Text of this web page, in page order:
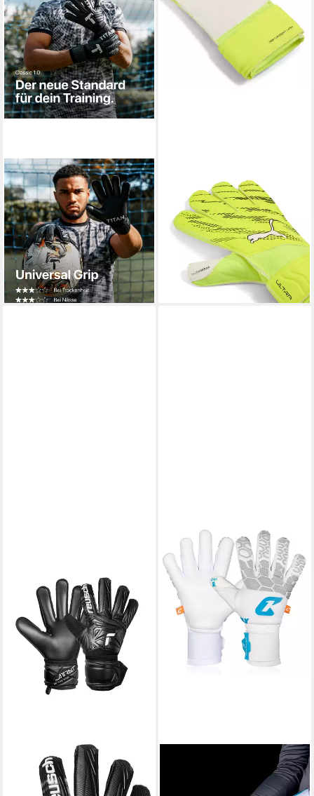
T1TAN
Torwarthandschuhe
Torwarthandschuhe
Erwachsene Classic Black-Out
(1)
72,99 €
lieferbar - in 2-3 Werktagen bei dir
Torwarthandschuhe ULTRA
PLAY RC für sportliche
Einsätze, mit superweichem
Latex-Grip
18,99 €
UVP21,95 €
-13%
lieferbar - in 1-2 Werktagen bei dir